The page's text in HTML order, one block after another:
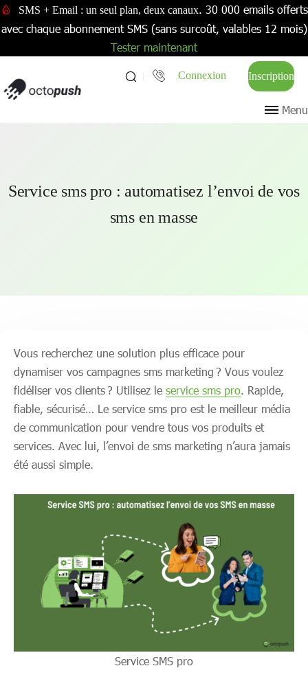
SMS + Email : un seul plan, deux canaux. 30 000 emails offerts
avec chaque abonnement SMS (sans surcoût, valables 12 mois)
Tester maintenant
Connexion Inscription
Menu
Service sms pro : automatisez l’envoi de vos
sms en masse
Vous recherchez une solution plus efficace pour
dynamiser vos campagnes sms marketing ? Vous voulez
fidéliser vos clients ? Utilisez le service sms pro. Rapide,
fiable, sécurisé… Le service sms pro est le meilleur média
de communication pour vendre tous vos produits et
services. Avec lui, l’envoi de sms marketing n’aura jamais
été aussi simple.
Service SMS pro